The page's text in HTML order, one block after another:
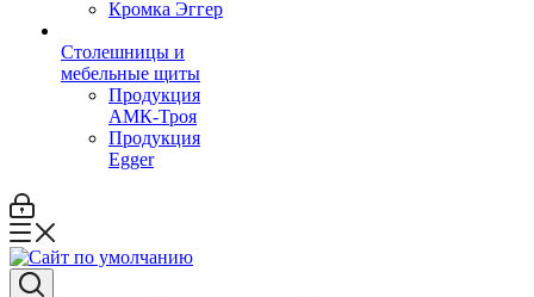
Кромка Эггер
Столешницы и
мебельные щиты
Продукция
АМК-Троя
Продукция
Egger